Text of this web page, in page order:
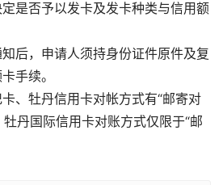
是否予以发卡及发卡种类与信用额
后，申请人须持身份证件原件及复
手续。
、牡丹信用卡对帐方式有“邮寄对
牡丹国际信用卡对账方式仅限于“邮